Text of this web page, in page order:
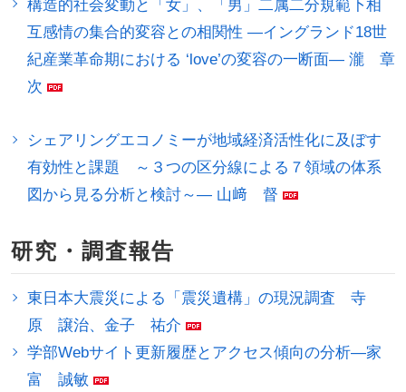
構造的社会変動と「女」、「男」二属二分規範下相
互感情の集合的変容との相関性 ―イングランド18世
紀産業革命期における ‘love’の変容の一断面― 瀧 章
次
シェアリングエコノミーが地域経済活性化に及ぼす
有効性と課題 ～３つの区分線による７領域の体系
図から見る分析と検討～― 山﨑 督
研究・調査報告
東日本大震災による「震災遺構」の現況調査 寺
原 譲治、金子 祐介
学部Webサイト更新履歴とアクセス傾向の分析―家
富 誠敏